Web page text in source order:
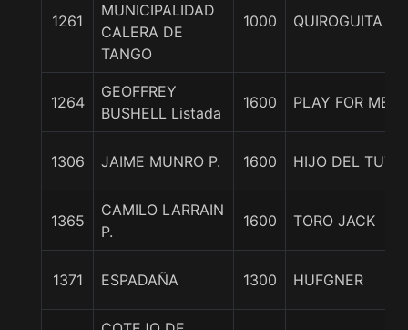
1261
MUNICIPALIDAD
CALERA DE
TANGO
1000 QUIROGUITA
1264
GEOFFREY
BUSHELL Listada
1600 PLAY FOR ME
1306 JAIME MUNRO P. 1600 HIJO DEL TUTO
1365
CAMILO LARRAIN
P.
1600 TORO JACK
1371 ESPADAÑA 1300 HUFGNER